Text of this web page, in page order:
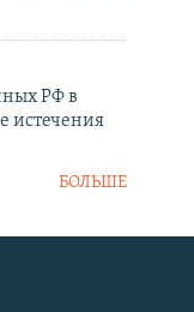
РФ в
истечения
БОЛЬШЕ